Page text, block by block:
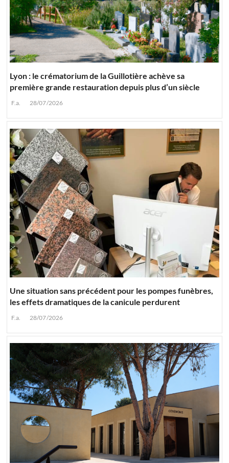
Lyon : le crématorium de la Guillotière achève sa
première grande restauration depuis plus d’un siècle
F.a. 28/07/2026
Une situation sans précédent pour les pompes funèbres,
les effets dramatiques de la canicule perdurent
F.a. 28/07/2026